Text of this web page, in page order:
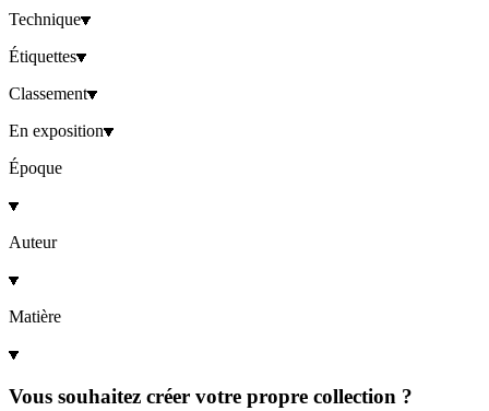
Technique
Étiquettes
Classement
En exposition
Époque
Auteur
Matière
Vous souhaitez créer votre propre collection ?